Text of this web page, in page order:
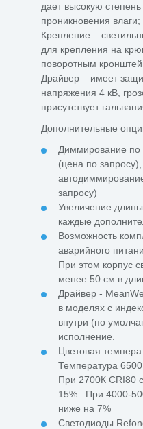
дает высокую
проникновения влаги;
Крепление –
для крепления на
поворотным
Драйвер – имеет
напряжения 4 кВ,
присутствует
Дополнительные
Диммирование
(цена по
запросу)
Увеличение
каждые
Возможность
аварийного
При этом корпус
менее 50 см в
Драйвер -
в моделях с
внутри (по
исполнение.
Цветовая
Температура
При 2700К CRI80
15%.
При 4000-
ниже на 7%
Светодиоды